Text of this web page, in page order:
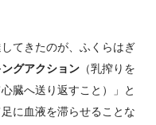
てきたのが、ふくらはぎ
ングアクション （乳搾りを
臓へ送り返すこと）」と
に血液を滞らせることな